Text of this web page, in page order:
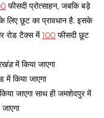
फीसदी प्रोत्साहन, जबकि बड़े
लिए छूट का प्रावधान है. इसके
रोड टैक्स में100 फीसदी छूट
में किया जाएगा
किया जाएगा
जाएगा साथ ही जमशेदपुर में